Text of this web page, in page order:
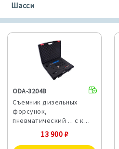
Шасси
ODA-3204B
Съемник дизельных
форсунок,
пневматический ... с к…
13 900 ₽